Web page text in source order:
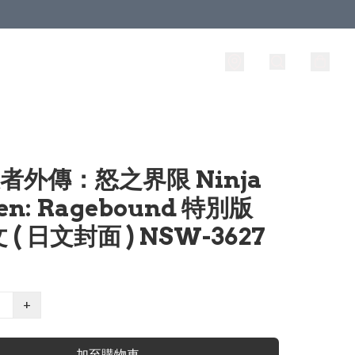
外傳：怒之界限 Ninja
Ragebound 特別版
( 日文封面 ) NSW-3627
+